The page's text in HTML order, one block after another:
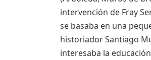
intervención de Fray
se basaba en una
historiador Santiago
interesaba la